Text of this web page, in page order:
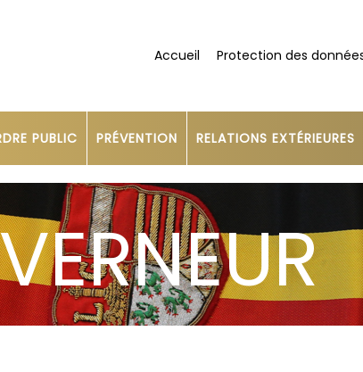
Accueil Protection des
PUBLIC PRÉVENTION RELATIONS EXTÉRIEURES